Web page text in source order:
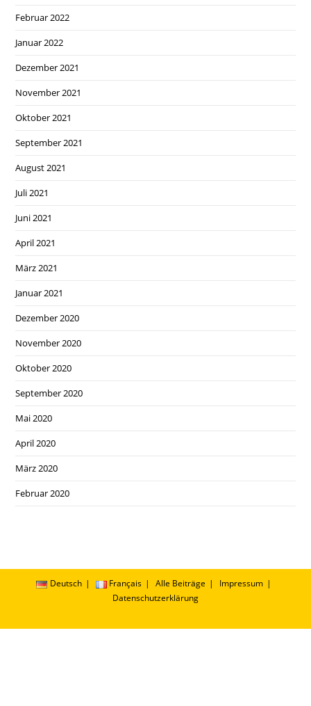
Februar 2022
Januar 2022
Dezember 2021
November 2021
Oktober 2021
September 2021
August 2021
Juli 2021
Juni 2021
April 2021
März 2021
Januar 2021
Dezember 2020
November 2020
Oktober 2020
September 2020
Mai 2020
April 2020
März 2020
Februar 2020
Deutsch Français Alle Beiträge
Impressum
Datenschutzerklärung